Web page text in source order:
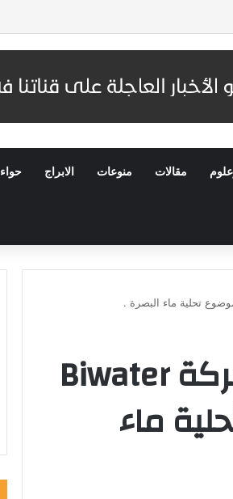
مقالات منوعات الابراج حواء
الخيكاني يستقبل وفداً من شركة Biwater
ماء